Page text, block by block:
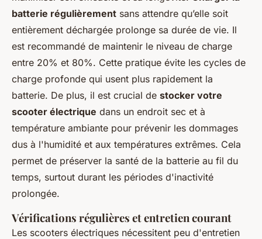
batterie régulièrement sans attendre qu’elle soit
entièrement déchargée prolonge sa durée de vie. Il
est recommandé de maintenir le niveau de charge
entre 20% et 80%. Cette pratique évite les cycles de
charge profonde qui usent plus rapidement la
batterie. De plus, il est crucial de stocker votre
scooter électrique dans un endroit sec et à
température ambiante pour prévenir les dommages
dus à l'humidité et aux températures extrêmes. Cela
permet de préserver la santé de la batterie au fil du
temps, surtout durant les périodes d'inactivité
prolongée.
Vérifications régulières et entretien courant
Les scooters électriques nécessitent peu d'entretien